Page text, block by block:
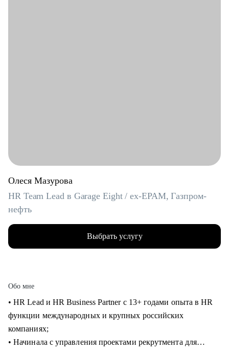
Олеся Мазурова
HR Team Lead в Garage Eight / ex-EPAM, Газпром-
нефть
Выбрать услугу
Обо мне
• HR Lead и HR Business Partner с 13+ годами опыта в HR
функции международных и крупных российских
компаниях;
• Начинала с управления проектами рекрутмента для